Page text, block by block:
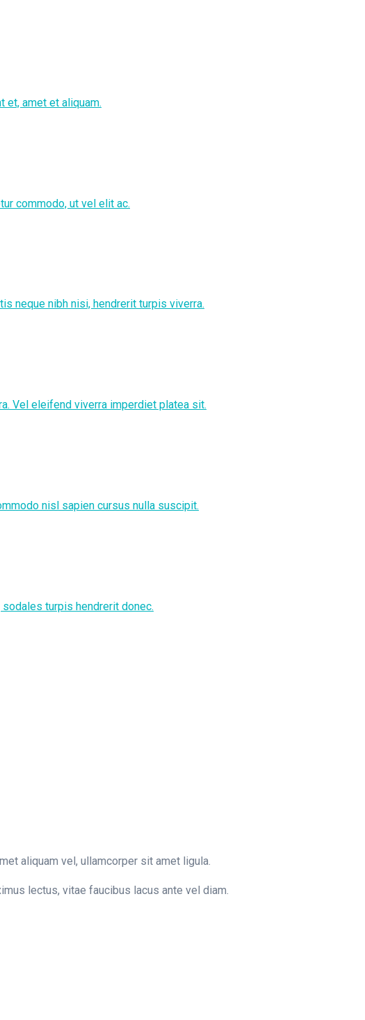
et, amet et aliquam.
commodo, ut vel elit ac.
neque nibh nisi, hendrerit turpis viverra.
Vel eleifend viverra imperdiet platea sit.
nisl sapien cursus nulla suscipit.
turpis hendrerit donec.
aliquam vel, ullamcorper sit amet ligula.
lectus, vitae faucibus lacus ante vel diam.